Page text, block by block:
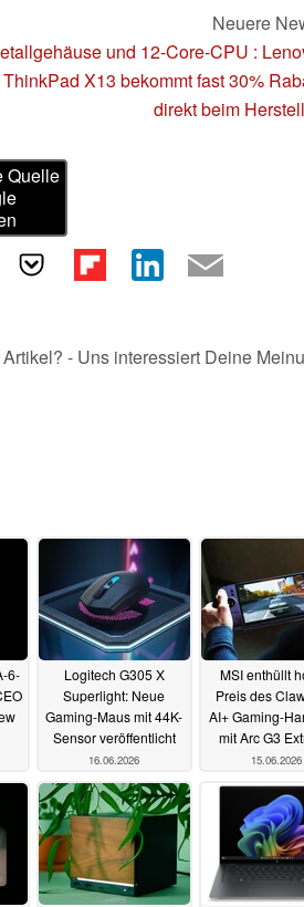
Neuere
und 12-Core-CPU :
ThinkPad X13 bekommt fast 30%
direkt beim
Quelle
- Uns interessiert Deine
6-
Logitech G305 X
Superlight: Neue
Gaming-Maus mit 44K-
Sensor veröffentlicht
16.06.2026
MSI enthüllt
Preis des
AI+ Gaming-
mit Arc G3
15.06.2026